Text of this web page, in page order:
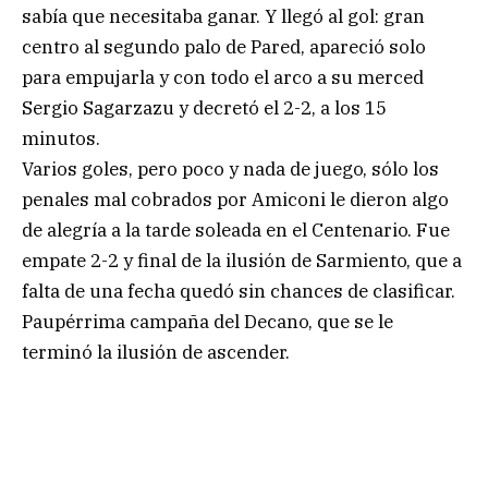
sabía que necesitaba ganar. Y llegó al gol: gran
centro al segundo palo de Pared, apareció solo
para empujarla y con todo el arco a su merced
Sergio Sagarzazu y decretó el 2-2, a los 15
minutos.
Varios goles, pero poco y nada de juego, sólo los
penales mal cobrados por Amiconi le dieron algo
de alegría a la tarde soleada en el Centenario. Fue
empate 2-2 y final de la ilusión de Sarmiento, que a
falta de una fecha quedó sin chances de clasificar.
Paupérrima campaña del Decano, que se le
terminó la ilusión de ascender.